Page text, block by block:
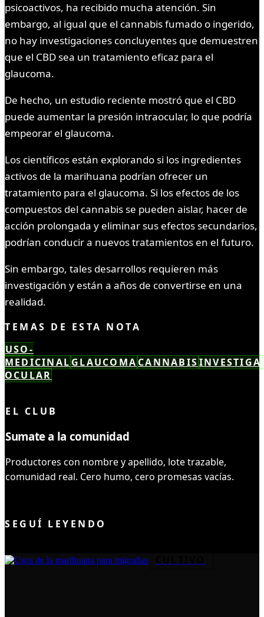
psicoactivos, ha recibido mucha atención. Sin
embargo, al igual que el cannabis fumado o ingerido,
no hay investigaciones concluyentes que demuestren
que el CBD sea un tratamiento eficaz para el
glaucoma.
De hecho, un estudio reciente mostró que el CBD
puede aumentar la presión intraocular, lo que podría
empeorar el glaucoma.
Los científicos están explorando si los ingredientes
activos de la marihuana podrían ofrecer un
tratamiento para el glaucoma. Si los efectos de los
compuestos del cannabis se pueden aislar, hacer de
acción prolongada y eliminar sus efectos secundarios,
podrían conducir a nuevos tratamientos en el futuro.
Sin embargo, tales desarrollos requieren más
investigación y están a años de convertirse en una
realidad.
TEMAS DE ESTA NOTA
USO-
MEDICINAL GLAUCOMA CANNABIS
OCULAR
EL CLUB
Sumate a la comunidad
Productores con nombre y apellido, lote trazable,
comunidad real. Cero humo, cero promesas vacías.
SEGUÍ LEYENDO